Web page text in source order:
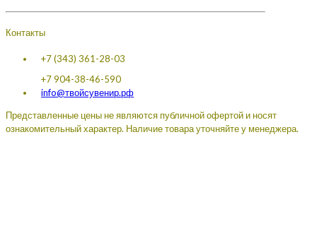
Контакты
+7 (343) 361-28-03
+7 904-38-46-590
info@твойсувенир.рф
Представленные цены не являются публичной офертой и носят
ознакомительный характер. Наличие товара уточняйте у менеджера.